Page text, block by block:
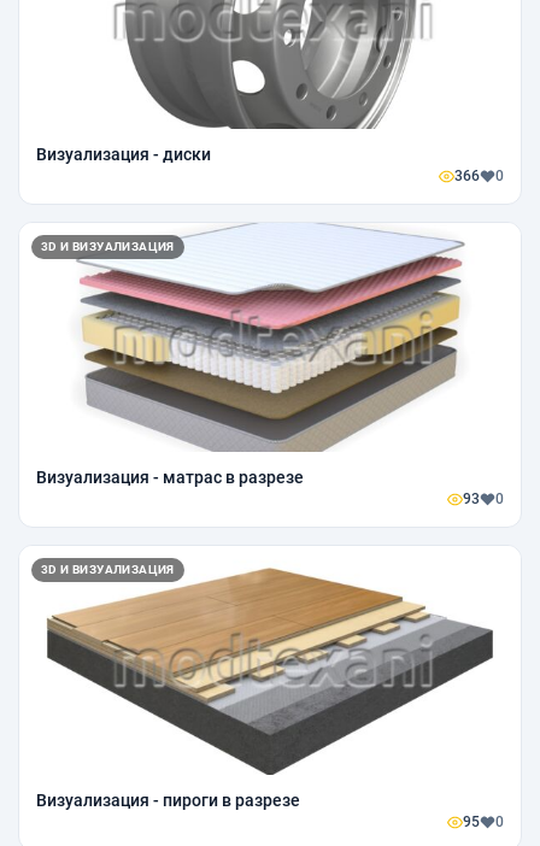
Визуализация - диски
366 0
3D И ВИЗУАЛИЗАЦИЯ
Визуализация - матрас в разрезе
93 0
3D И ВИЗУАЛИЗАЦИЯ
Визуализация - пироги в разрезе
95 0